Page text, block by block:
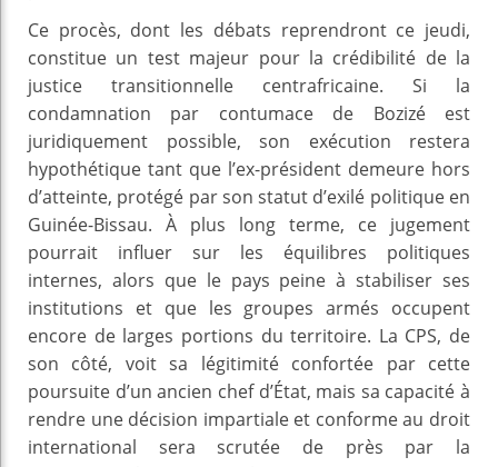
Ce procès, dont les débats reprendront ce jeudi,
constitue un test majeur pour la crédibilité de la
justice transitionnelle centrafricaine. Si la
condamnation par contumace de Bozizé est
juridiquement possible, son exécution restera
hypothétique tant que l’ex-président demeure hors
d’atteinte, protégé par son statut d’exilé politique en
Guinée-Bissau. À plus long terme, ce jugement
pourrait influer sur les équilibres politiques
internes, alors que le pays peine à stabiliser ses
institutions et que les groupes armés occupent
encore de larges portions du territoire. La CPS, de
son côté, voit sa légitimité confortée par cette
poursuite d’un ancien chef d’État, mais sa capacité à
rendre une décision impartiale et conforme au droit
international sera scrutée de près par la